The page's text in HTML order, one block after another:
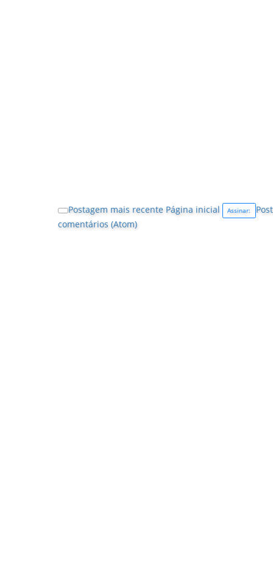
Postagem mais recente Página inicial Assinar:
comentários (Atom)